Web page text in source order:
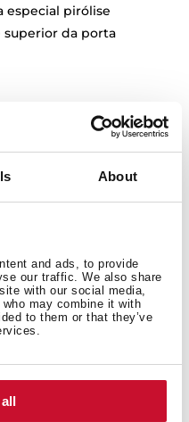
About
and ads, to provide
our traffic. We also share
with our social media,
may combine it with
to them or that they’ve
especial pirólise
superior da porta